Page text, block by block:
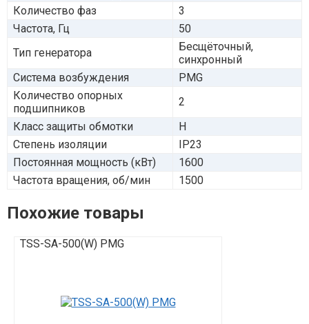
Количество фаз
3
Частота, Гц
50
Тип генератора
Бесщёточный,
синхронный
Система возбуждения
PMG
Количество опорных
подшипников
2
Класс защиты обмотки
H
Степень изоляции
IP23
Постоянная мощность (кВт)
1600
Частота вращения, об/мин
1500
Похожие товары
TSS-SA-500(W) PMG